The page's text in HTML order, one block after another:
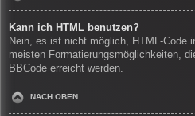
Kann ich HTML benutzen?
Nein, es ist nicht möglich, HTML-Code
meisten Formatierungsmöglichkeiten,
BBCode erreicht werden.
NACH OBEN